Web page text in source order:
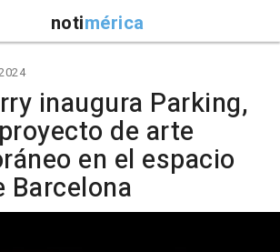
notimérica
inaugura Parking,
de arte
en el espacio
Barcelona